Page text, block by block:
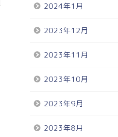
2024年1月
2023年12月
2023年11月
2023年10月
2023年9月
2023年8月